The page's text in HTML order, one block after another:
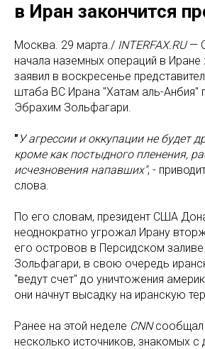
в Иран закончится
Москва. 29 марта./ INTERFAX.RU —
начала наземных операций в
заявил в воскресенье
штаба ВС Ирана "Хатам аль-Анбия"
Эбрахим Зольфагари.
"У агрессии и оккупации не будет
кроме как постыдного пленения,
исчезновения напавших", -
слова.
По его словам, президент США
неоднократно угрожал Ирану
его островов в Персидском
Зольфагари, в свою очередь
"ведут счет" до уничтожения
они начнут высадку на иранскую
Ранее на этой неделе CNNсообщал
несколько источников, знакомых с